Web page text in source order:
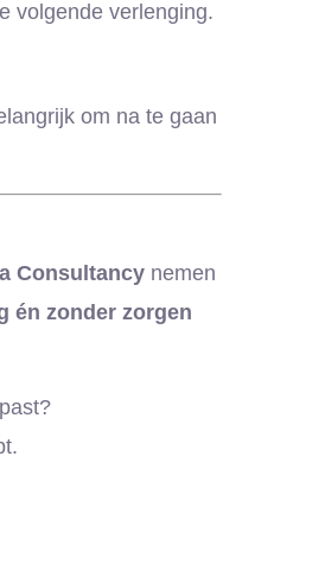
volgende verlenging.
om na te gaan
Consultancy nemen
én zonder zorgen